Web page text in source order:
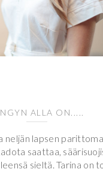
ALLA ON.....
neljän lapsen
saattaa,
sieltä. Tarina on